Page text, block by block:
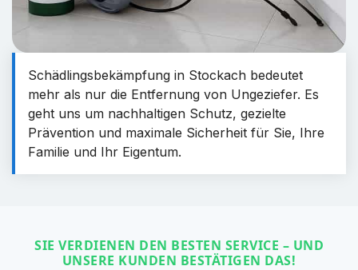
Schädlingsbekämpfung in Stockach bedeutet
mehr als nur die Entfernung von Ungeziefer. Es
geht uns um nachhaltigen Schutz, gezielte
Prävention und maximale Sicherheit für Sie, Ihre
Familie und Ihr Eigentum.
SIE VERDIENEN DEN BESTEN SERVICE – UND
UNSERE KUNDEN BESTÄTIGEN DAS!